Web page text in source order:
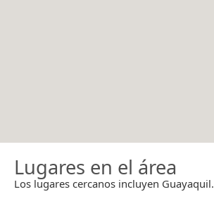
Lugares en el área
Los lugares cercanos incluyen Guayaquil.